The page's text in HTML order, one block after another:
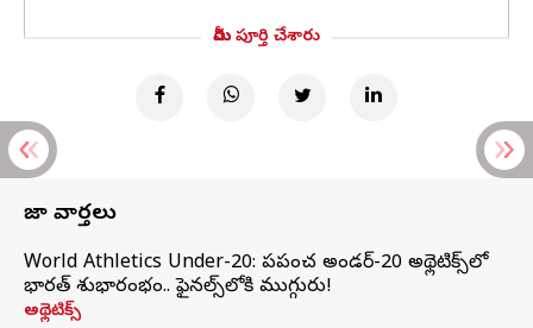
మీరు పూర్తి చేశారు
తాజా వార్తలు
World Athletics Under-20: ప్రపంచ అండర్-20 అథ్లెటిక్స్‌లో
భారత్‌ శుభారంభం.. ఫైనల్స్‌లోకి ముగ్గురు!
అథ్లెటిక్స్